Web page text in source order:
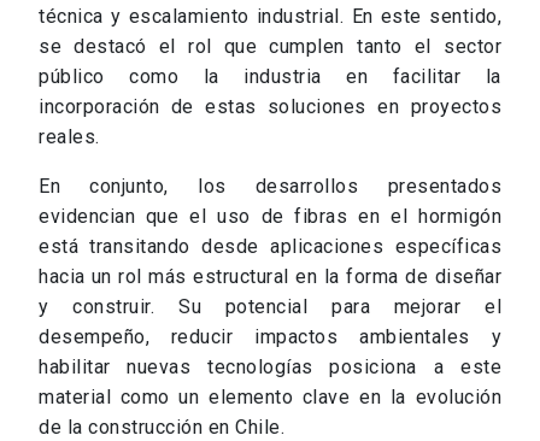
técnica y escalamiento industrial. En este sentido,
se destacó el rol que cumplen tanto el sector
público como la industria en facilitar la
incorporación de estas soluciones en proyectos
reales.
En conjunto, los desarrollos presentados
evidencian que el uso de fibras en el hormigón
está transitando desde aplicaciones específicas
hacia un rol más estructural en la forma de diseñar
y construir. Su potencial para mejorar el
desempeño, reducir impactos ambientales y
habilitar nuevas tecnologías posiciona a este
material como un elemento clave en la evolución
de la construcción en Chile.